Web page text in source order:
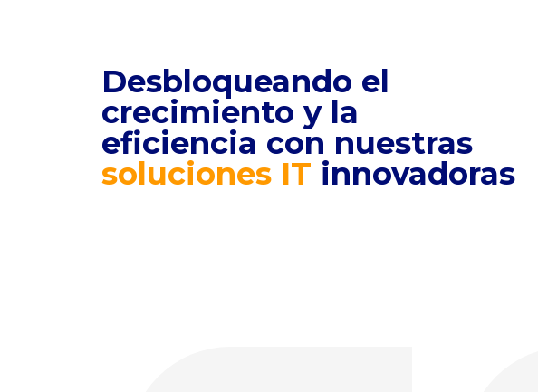
Desbloqueando el
crecimiento y la
eficiencia con nuestras
soluciones IT innovadoras